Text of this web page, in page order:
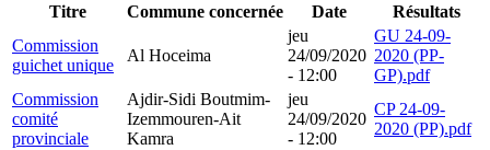
Titre
Commune concernée Date
Résultats
Commission
guichet unique
Al Hoceima
jeu
24/09/2020
- 12:00
GU 24-09-
2020 (PP-
GP).pdf
Commission
comité
provinciale
Ajdir-Sidi Boutmim-
Izemmouren-Ait
Kamra
jeu
24/09/2020
- 12:00
CP 24-09-
2020 (PP).pdf